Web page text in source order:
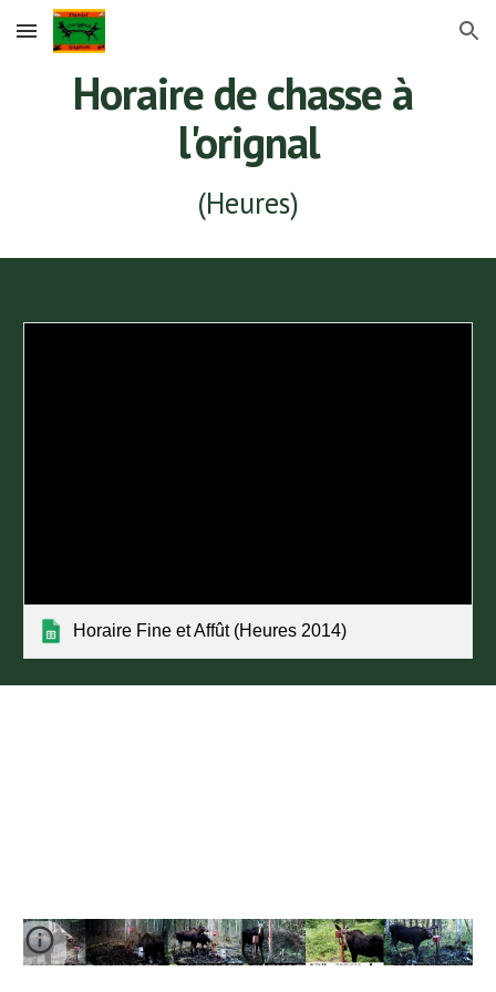
Skip to main content Skip to navigation
Horaire de chasse à
l'orignal
(Heures)
Horaire Fine et Affût ‎(Heures 2014)‎